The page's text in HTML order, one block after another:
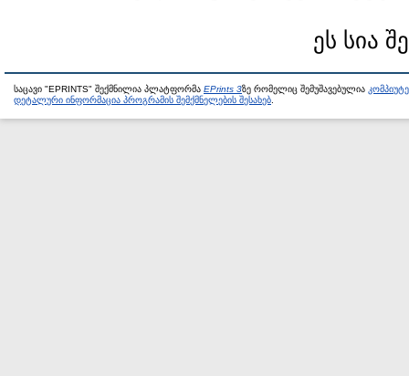
ეს სია
საცავი "EPRINTS" შექმნილია პლატფორმა EPrints 3ზე რომელიც შემუშავებულია
დეტალური ინფორმაცია პროგრამის შემქმნელების შესახებ